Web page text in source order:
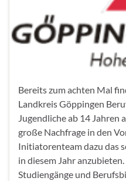
Bereits zum achten Mal
Landkreis Göppingen
Jugendliche ab 14 Jahren
große Nachfrage in den
Initiatorenteam dazu das
in diesem Jahr
Studiengänge und